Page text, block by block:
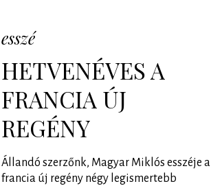
esszé
HETVENÉVES A
FRANCIA ÚJ
REGÉNY
Állandó szerzőnk, Magyar Miklós esszéje a
francia új regény négy legismertebb